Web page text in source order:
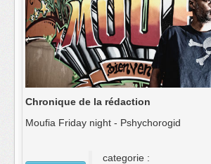
Chronique de la rédaction
Moufia Friday night - Pshychorogid
categorie :